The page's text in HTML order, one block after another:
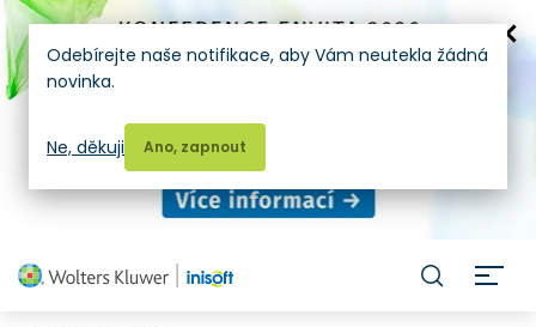
Odebírejte naše notifikace, aby Vám neutekla žádná
novinka.
Ano, zapnout
Ne, děkuji